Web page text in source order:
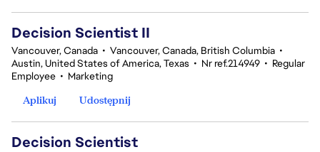
Decision Scientist II
Vancouver, Canada • Vancouver, Canada, British Columbia •
Austin, United States of America, Texas • Nr ref.214949 • Regular
Employee • Marketing
Aplikuj
Udostępnij
Decision Scientist